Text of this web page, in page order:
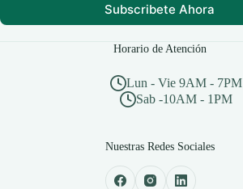
Subscribete Ahora
Horario de Atención
Lun - Vie 9AM - 7PM
Sab -10AM - 1PM
Nuestras Redes Sociales